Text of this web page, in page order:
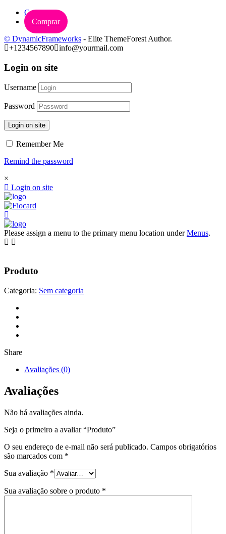
Carrinho
Comprar
© DynamicFrameworks - Elite ThemeForest Author.
+1234567890 info@yourmail.com
Login on site
Username
Password
Login on site
Remember Me
Remind the password
×
Login on site
Please assign a menu to the primary menu location underMenus.
Produto
Categoria: Sem categoria
Share
Avaliações (0)
Avaliações
Não há avaliações ainda.
Seja o primeiro a avaliar “Produto”
O seu endereço de e-mail não será publicado. Campos obrigatórios
são marcados com *
Sua avaliação *
Sua avaliação sobre o produto *